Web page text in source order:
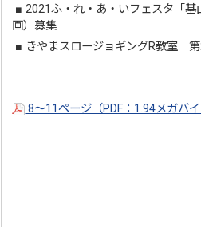
■ 2021ふ・れ・あ・いフェスタ「
画）募集
■ きやまスロージョギングR教室
8～11ページ（PDF：1.94メガバ